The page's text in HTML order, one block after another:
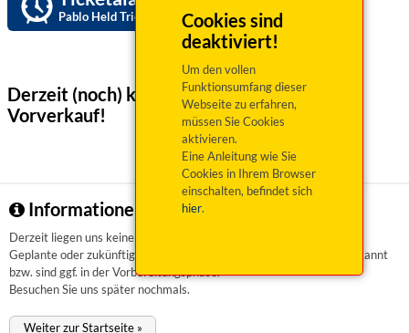
Cookies sind
deaktiviert!
Um den vollen
Funktionsumfang dieser
Webseite zu erfahren,
müssen Sie Cookies
aktivieren.
Eine Anleitung wie Sie
Cookies in Ihrem Browser
einschalten, befindet sich
hier.
Pablo Held Trio
Derzeit (noch) keine Veranstaltungen
Vorverkauf!
Informationen zu Pablo Held Trio
Derzeit liegen uns keinerlei Informationen vor.
Geplante oder zukünftige Veranstaltungen sind uns aktuell nicht bekannt
bzw. sind ggf. in der Vorbereitungsphase.
Besuchen Sie uns später nochmals.
Weiter zur Startseite »